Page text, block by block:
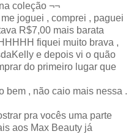
coleção ¬¬
joguei , comprei , paguei
R$7,00 mais barata
fiquei muito brava ,
e depois vi o quão
do primeiro lugar que
bem , não caio mais nessa .
pra vocês uma parte
aos Max Beauty já